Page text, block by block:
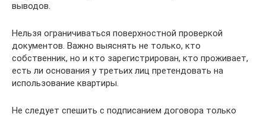
выводов.
Нельзя ограничиваться поверхностной проверкой
документов. Важно выяснять не только, кто
собственник, но и кто зарегистрирован, кто проживает,
есть ли основания у третьих лиц претендовать на
использование квартиры.
Не следует спешить с подписанием договора только